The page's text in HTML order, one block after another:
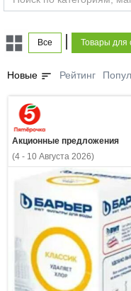
Все Товары для
Новые sort Рейтинг
Акционные предложения
(4 - 10 Августа 2026)